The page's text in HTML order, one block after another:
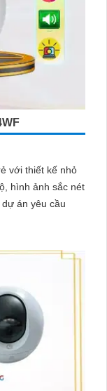
với thiết kế nhỏ
án yêu cầu